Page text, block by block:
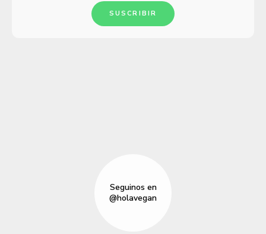
SUSCRIBIR
Seguinos en
@holavegan